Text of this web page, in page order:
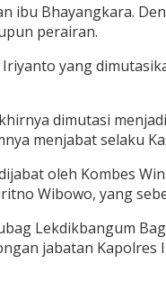
ibu Bhayangkara.
perairan.
yang
dimutasi
menjabat selaku
oleh Kombes
Wibowo, yang
Lekdikbangum
jabatan Kapolres